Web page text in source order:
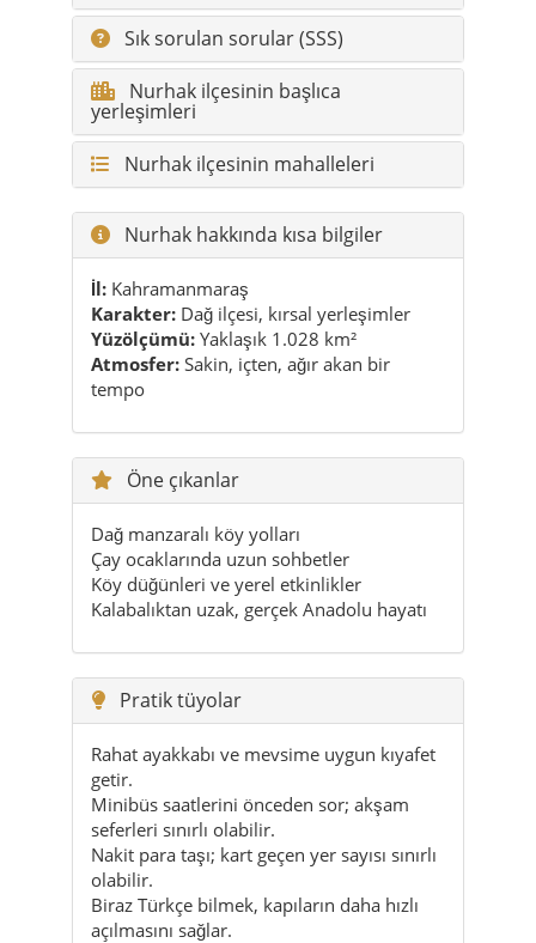
Sık sorulan sorular (SSS)
Nurhak ilçesinin başlıca
yerleşimleri
Nurhak ilçesinin mahalleleri
Nurhak hakkında kısa bilgiler
İl: Kahramanmaraş
Karakter: Dağ ilçesi, kırsal yerleşimler
Yüzölçümü: Yaklaşık 1.028 km²
Atmosfer: Sakin, içten, ağır akan bir
tempo
Öne çıkanlar
Dağ manzaralı köy yolları
Çay ocaklarında uzun sohbetler
Köy düğünleri ve yerel etkinlikler
Kalabalıktan uzak, gerçek Anadolu hayatı
Pratik tüyolar
Rahat ayakkabı ve mevsime uygun kıyafet
getir.
Minibüs saatlerini önceden sor; akşam
seferleri sınırlı olabilir.
Nakit para taşı; kart geçen yer sayısı sınırlı
olabilir.
Biraz Türkçe bilmek, kapıların daha hızlı
açılmasını sağlar.